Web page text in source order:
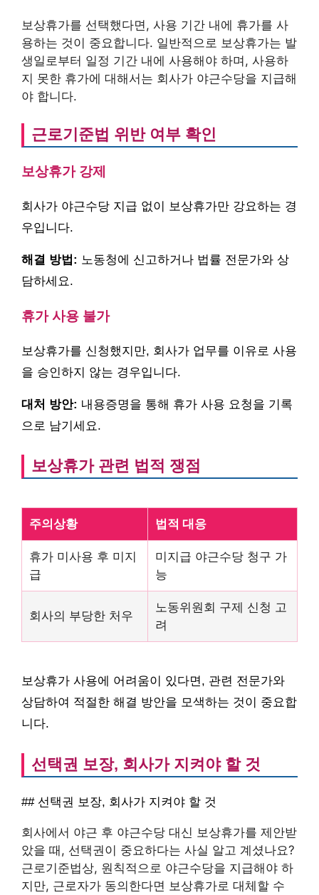
보상휴가를 선택했다면, 사용 기간 내에 휴가를 사
용하는 것이 중요합니다. 일반적으로 보상휴가는 발
생일로부터 일정 기간 내에 사용해야 하며, 사용하
지 못한 휴가에 대해서는 회사가 야근수당을 지급해
야 합니다.
근로기준법 위반 여부 확인
보상휴가 강제
회사가 야근수당 지급 없이 보상휴가만 강요하는 경
우입니다.
해결 방법: 노동청에 신고하거나 법률 전문가와 상
담하세요.
휴가 사용 불가
보상휴가를 신청했지만, 회사가 업무를 이유로 사용
을 승인하지 않는 경우입니다.
대처 방안: 내용증명을 통해 휴가 사용 요청을 기록
으로 남기세요.
보상휴가 관련 법적 쟁점
주의상황 법적 대응
휴가 미사용 후 미지
급
미지급 야근수당 청구 가
능
회사의 부당한 처우
노동위원회 구제 신청 고
려
보상휴가 사용에 어려움이 있다면, 관련 전문가와
상담하여 적절한 해결 방안을 모색하는 것이 중요합
니다.
선택권 보장, 회사가 지켜야 할 것
## 선택권 보장, 회사가 지켜야 할 것
회사에서 야근 후 야근수당 대신 보상휴가를 제안받
았을 때, 선택권이 중요하다는 사실 알고 계셨나요?
근로기준법상, 원칙적으로 야근수당을 지급해야 하
지만, 근로자가 동의한다면 보상휴가로 대체할 수